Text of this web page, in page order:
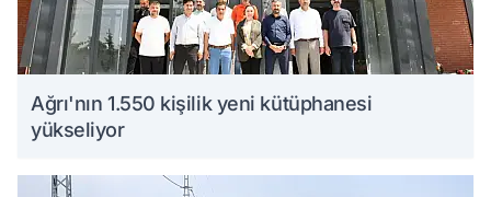
Ağrı'nın 1.550 kişilik yeni kütüphanesi
yükseliyor